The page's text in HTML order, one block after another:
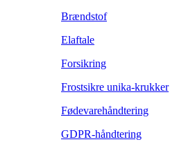
Brændstof
Elaftale
Forsikring
Frostsikre unika-krukker
Fødevarehåndtering
GDPR-håndtering